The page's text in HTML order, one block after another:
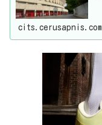
cits.cerusapnis.com